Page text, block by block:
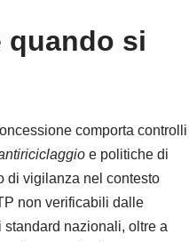
quando si
comporta controlli
e politiche di
di vigilanza nel contesto
non verificabili dalle
nazionali, oltre a